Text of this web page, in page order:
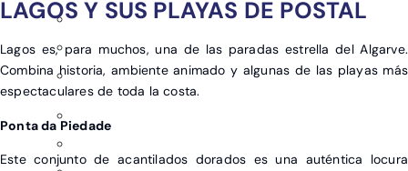
LAGOS Y SUS PLAYAS DE POSTAL
Lagos es, para muchos, una de las paradas estrella del Algarve.
Combina historia, ambiente animado y algunas de las playas más
espectaculares de toda la costa.
Ponta da Piedade
Este conjunto de acantilados dorados es una auténtica locura